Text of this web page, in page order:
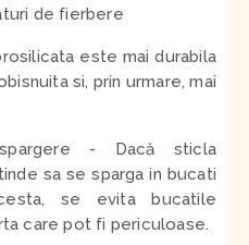
de fierbere
este mai durabila
si, prin urmare, mai
- Dacă sticla
sa se sparga in bucati
se evita bucatile
care pot fi periculoase.